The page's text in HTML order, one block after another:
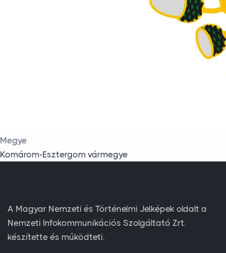
Megye
Komárom-Esztergom vármegye
A Magyar Nemzeti és Történelmi Jelképek oldalt a
Nemzeti Infokommunikációs Szolgáltató Zrt.
készítette és működteti.